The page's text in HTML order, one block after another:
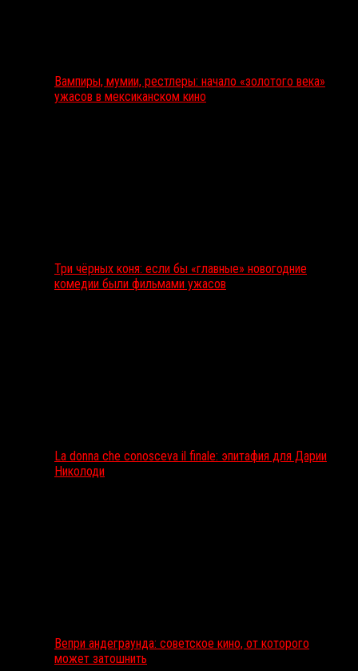
Вампиры, мумии, рестлеры: начало «золотого века»
ужасов в мексиканском кино
Три чёрных коня: если бы «главные» новогодние
комедии были фильмами ужасов
La donna che conosceva il finale: эпитафия для Дарии
Николоди
Вепри андеграунда: советское кино, от которого
может затошнить